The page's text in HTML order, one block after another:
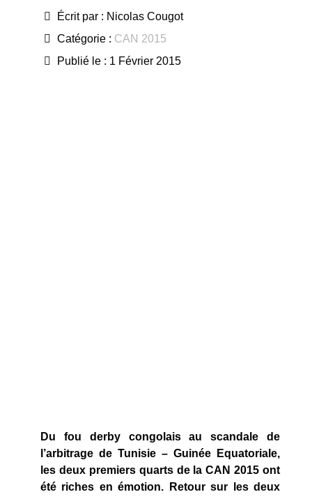
Écrit par : Nicolas Cougot
Catégorie : CAN 2015
Publié le : 1 Février 2015
Du fou derby congolais au scandale de
l’arbitrage de Tunisie – Guinée Equatoriale,
les deux premiers quarts de la CAN 2015 ont
été riches en émotion. Retour sur les deux